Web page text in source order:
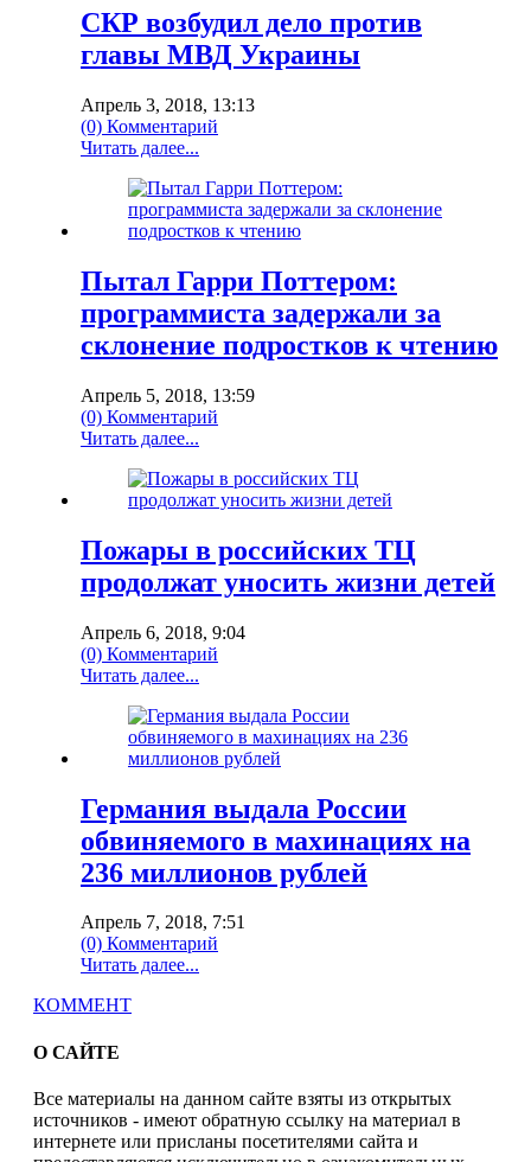
СКР возбудил дело против
главы МВД Украины‍
Апрель 3, 2018, 13:13
(0) Комментарий
Читать далее...
Пытал Гарри Поттером:
программиста задержали за
склонение подростков к чтению
Апрель 5, 2018, 13:59
(0) Комментарий
Читать далее...
Пожары в российских ТЦ
продолжат уносить жизни детей
Апрель 6, 2018, 9:04
(0) Комментарий
Читать далее...
Германия выдала России
обвиняемого в махинациях на
236 миллионов рублей
Апрель 7, 2018, 7:51
(0) Комментарий
Читать далее...
КОММЕНТ
О САЙТЕ
Все материалы на данном сайте взяты из открытых
источников - имеют обратную ссылку на материал в
интернете или присланы посетителями сайта и